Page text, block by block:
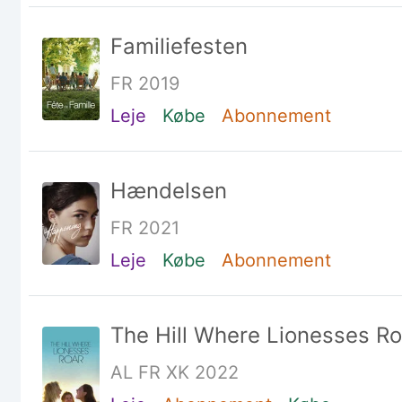
Familiefesten
FR 2019
Leje
Købe Abonnement
Hændelsen
FR 2021
Leje
Købe Abonnement
The Hill Where Lionesses
AL FR XK 2022